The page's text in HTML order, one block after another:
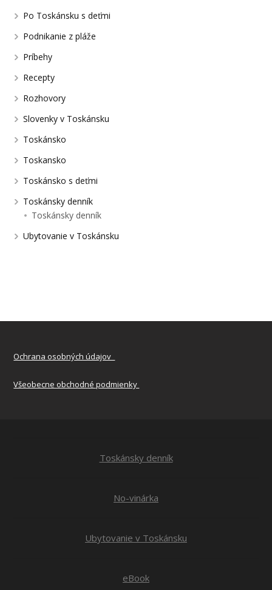
Po Toskánsku s deťmi
Podnikanie z pláže
Príbehy
Recepty
Rozhovory
Slovenky v Toskánsku
Toskánsko
Toskansko
Toskánsko s deťmi
Toskánsky denník
Toskánsky denník
Ubytovanie v Toskánsku
Ochrana osobných údajov
Všeobecne obchodné podmienky
Toskánsky denník
No-vinárka
Ubytovanie v Toskánsku
eBook